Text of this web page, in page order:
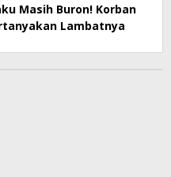
Masih Buron! Korban
Lambatnya